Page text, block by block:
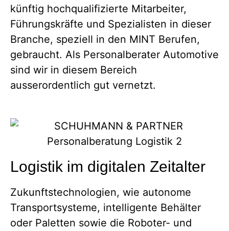
künftig hochqualifizierte Mitarbeiter,
Führungskräfte und Spezialisten in dieser
Branche, speziell in den MINT Berufen,
gebraucht. Als Personalberater Automotive
sind wir in diesem Bereich
ausserordentlich gut vernetzt.
Logistik im digitalen Zeitalter
Zukunftstechnologien, wie autonome
Transportsysteme, intelligente Behälter
oder Paletten sowie die Roboter- und